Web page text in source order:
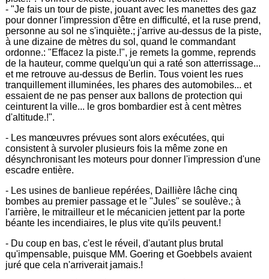
- "Je fais un tour de piste, jouant avec les manettes des gaz
pour donner l'impression d'être en difficulté, et la ruse prend,
personne au sol ne s'inquiète.; j'arrive au-dessus de la piste,
à une dizaine de mètres du sol, quand le commandant
ordonne.: "Effacez la piste.!", je remets la gomme, reprends
de la hauteur, comme quelqu'un qui a raté son atterrissage...
et me retrouve au-dessus de Berlin. Tous voient les rues
tranquillement illuminées, les phares des automobiles... et
essaient de ne pas penser aux ballons de protection qui
ceinturent la ville... le gros bombardier est à cent mètres
d'altitude.!".
- Les manœuvres prévues sont alors exécutées, qui
consistent à survoler plusieurs fois la même zone en
désynchronisant les moteurs pour donner l'impression d'une
escadre entière.
- Les usines de banlieue repérées, Daillière lâche cinq
bombes au premier passage et le "Jules" se soulève.; à
l'arrière, le mitrailleur et le mécanicien jettent par la porte
béante les incendiaires, le plus vite qu'ils peuvent.!
- Du coup en bas, c'est le réveil, d'autant plus brutal
qu'impensable, puisque MM. Goering et Goebbels avaient
juré que cela n'arriverait jamais.!